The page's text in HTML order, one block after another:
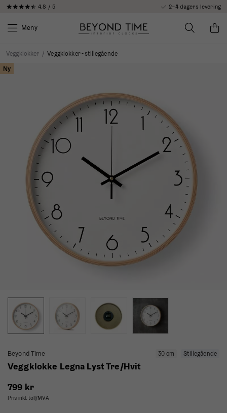
4.8 / 5 2–4 dagers levering
Meny
Veggklokker / Veggklokker - stillegående
Ny
Stillegående
30 cm
Beyond Time
Veggklokke Legna Lyst Tre/Hvit
799 kr
Pris inkl. toll/MVA